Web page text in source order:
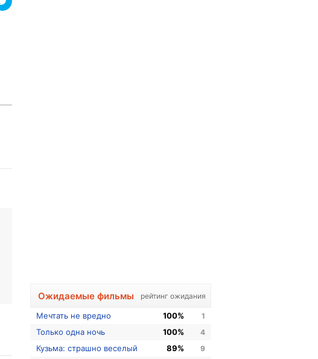
Ожидаемые фильмы рейтинг ожидания
Мечтать не вредно 100% 1
Только одна ночь 100% 4
Кузьма: страшно веселый 89% 9